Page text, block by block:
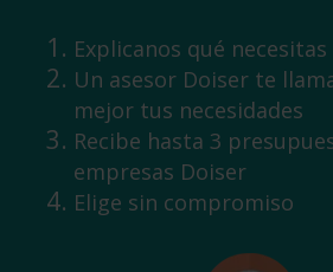
Explicanos qué necesitas
Un asesor Doiser te
mejor tus necesidades
Recibe hasta 3
empresas Doiser
Elige sin compromiso